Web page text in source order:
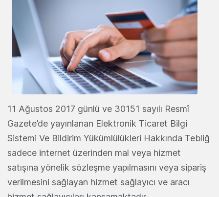
11 Ağustos 2017 günlü ve 30151 sayılı Resmî
Gazete’de yayınlanan Elektronik Ticaret Bilgi
Sistemi Ve Bildirim Yükümlülükleri Hakkında Tebliğ
sadece internet üzerinden mal veya hizmet
satışına yönelik sözleşme yapılmasını veya sipariş
verilmesini sağlayan hizmet sağlayıcı ve aracı